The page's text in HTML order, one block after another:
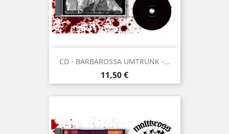
CD - BARBAROSSA UMTRUNK -...
Prix
11,50 €